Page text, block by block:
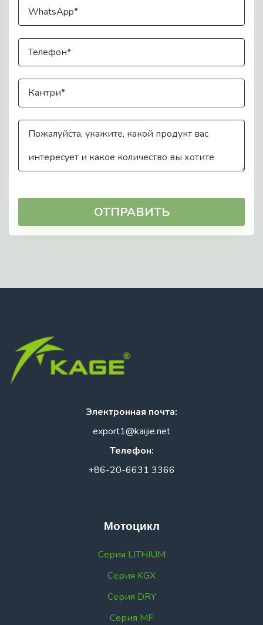
ОТПРАВИТЬ
Электронная почта:
export1@kaijie.net
Телефон:
+86-20-6631 3366
Мотоцикл
Серия LITHIUM
Серия KGX
Серия DRY
Серия MF